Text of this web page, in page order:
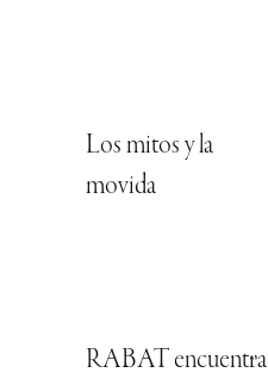
Los mitos y la
movida
RABAT encuentra